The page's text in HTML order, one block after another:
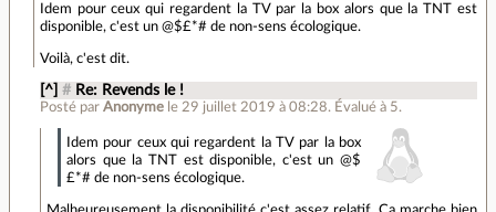
Idem pour ceux qui regardent la TV par la box alors que la TNT est
disponible, c'est un @$£*# de non-sens écologique.
Voilà, c'est dit.
[^] # Re: Revends le !
Posté parAnonyme le 29 juillet 2019 à 08:28. Évalué à 5.
Idem pour ceux qui regardent la TV par la box
alors que la TNT est disponible, c'est un @$
£*# de non-sens écologique.